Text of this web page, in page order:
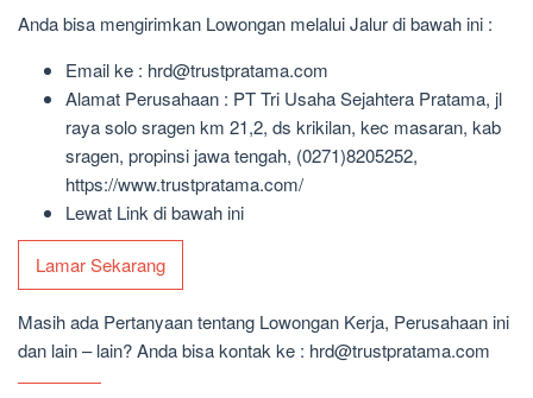
Anda bisa mengirimkan Lowongan melalui Jalur di bawah ini :
Email ke : hrd@trustpratama.com
Alamat Perusahaan : PT Tri Usaha Sejahtera Pratama, jl
raya solo sragen km 21,2, ds krikilan, kec masaran, kab
sragen, propinsi jawa tengah, (0271)8205252,
https://www.trustpratama.com/
Lewat Link di bawah ini
Lamar Sekarang
Masih ada Pertanyaan tentang Lowongan Kerja, Perusahaan ini
dan lain – lain? Anda bisa kontak ke : hrd@trustpratama.com